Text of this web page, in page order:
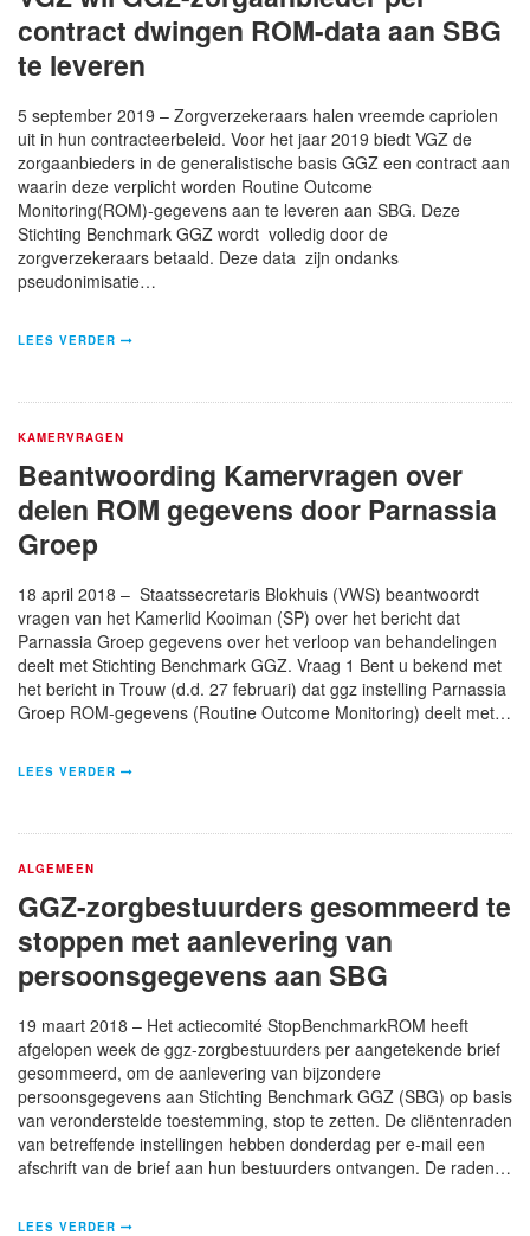
contract dwingen ROM-data aan SBG
te leveren
5 september 2019 – Zorgverzekeraars halen vreemde capriolen
uit in hun contracteerbeleid. Voor het jaar 2019 biedt VGZ de
zorgaanbieders in de generalistische basis GGZ een contract aan
waarin deze verplicht worden Routine Outcome
Monitoring(ROM)-gegevens aan te leveren aan SBG. Deze
Stichting Benchmark GGZ wordt volledig door de
zorgverzekeraars betaald. Deze data zijn ondanks
pseudonimisatie…
LEES VERDER
KAMERVRAGEN
Beantwoording Kamervragen over
delen ROM gegevens door Parnassia
Groep
18 april 2018 – Staatssecretaris Blokhuis (VWS) beantwoordt
vragen van het Kamerlid Kooiman (SP) over het bericht dat
Parnassia Groep gegevens over het verloop van behandelingen
deelt met Stichting Benchmark GGZ. Vraag 1 Bent u bekend met
het bericht in Trouw (d.d. 27 februari) dat ggz instelling Parnassia
Groep ROM-gegevens (Routine Outcome Monitoring) deelt met…
LEES VERDER
ALGEMEEN
GGZ-zorgbestuurders gesommeerd te
stoppen met aanlevering van
persoonsgegevens aan SBG
19 maart 2018 – Het actiecomité StopBenchmarkROM heeft
afgelopen week de ggz-zorgbestuurders per aangetekende brief
gesommeerd, om de aanlevering van bijzondere
persoonsgegevens aan Stichting Benchmark GGZ (SBG) op basis
van veronderstelde toestemming, stop te zetten. De cliëntenraden
van betreffende instellingen hebben donderdag per e-mail een
afschrift van de brief aan hun bestuurders ontvangen. De raden…
LEES VERDER